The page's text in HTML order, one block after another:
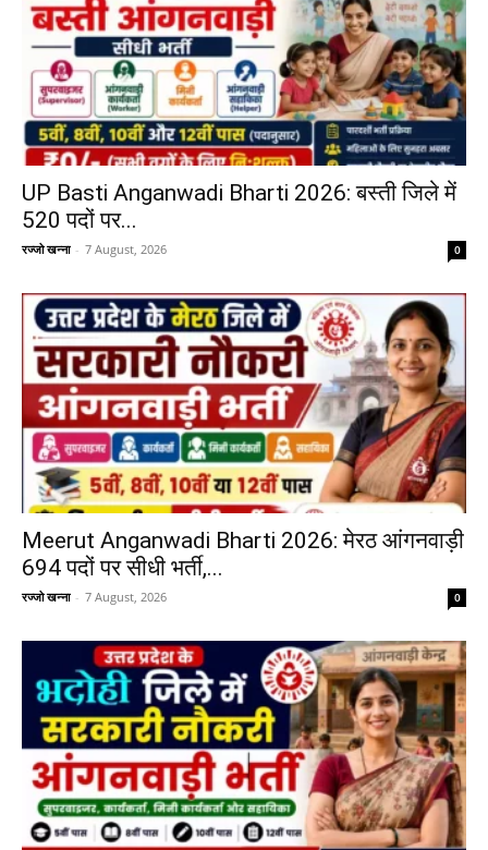
UP Basti Anganwadi Bharti 2026: बस्ती जिले में
520 पदों पर...
रज्जो खन्ना - 7 August, 2026 0
Meerut Anganwadi Bharti 2026: मेरठ आंगनवाड़ी
694 पदों पर सीधी भर्ती,...
रज्जो खन्ना - 7 August, 2026 0